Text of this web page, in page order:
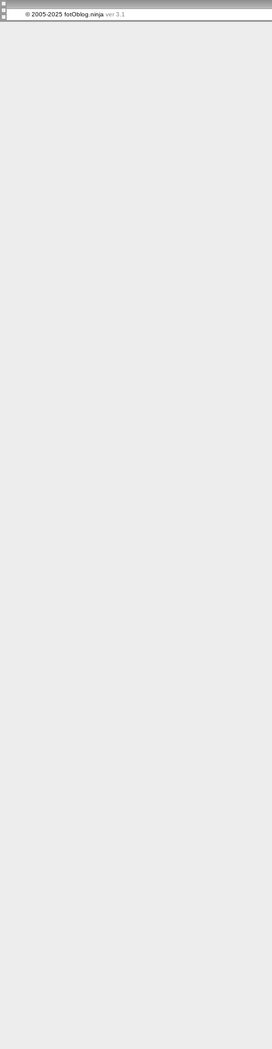
© 2005-2025 fotOblog.ninja ver 3.1